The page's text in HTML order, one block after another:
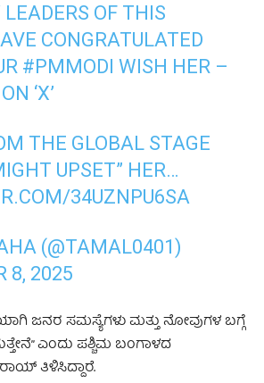
OF THIS
CONGRATULATED
#PMMODI WISH HER –
‘X’
THE GLOBAL STAGE
UPSET” HER…
34UZNPU6SA
(@TAMAL0401)
8, 2025
ಜನರ ಸಮಸ್ಯೆಗಳು ಮತ್ತು ನೋವುಗಳ ಬಗ್ಗೆ
ಎಂದು ಪಶ್ಚಿಮ ಬಂಗಾಳದ
ತಿಳಿಸಿದ್ದಾರೆ.